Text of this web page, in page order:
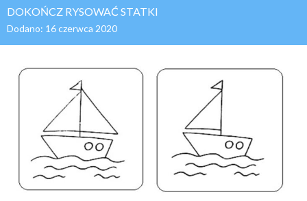
DOKOŃCZ RYSOWAĆ STATKI
Dodano: 16 czerwca 2020